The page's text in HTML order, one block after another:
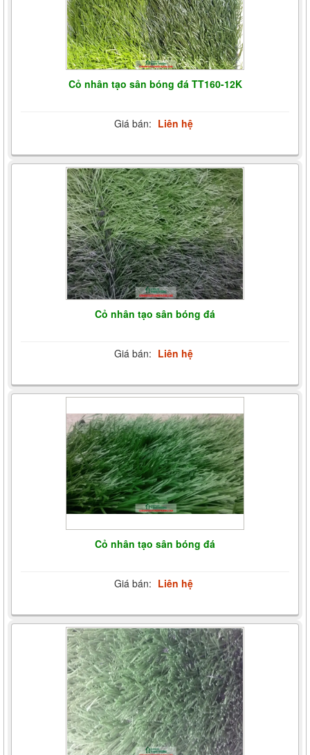
Cỏ nhân tạo sân bóng đá TT160-12K
Giá bán: Liên hệ
Cỏ nhân tạo sân bóng đá
Giá bán: Liên hệ
Cỏ nhân tạo sân bóng đá
Giá bán: Liên hệ